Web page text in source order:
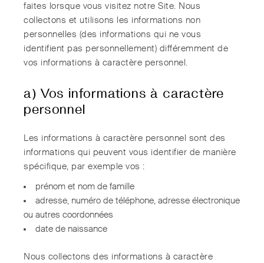
faites lorsque vous visitez notre Site. Nous
collectons et utilisons les informations non
personnelles (des informations qui ne vous
identifient pas personnellement) différemment de
vos informations à caractère personnel.
a) Vos informations à caractère
personnel
Les informations à caractère personnel sont des
informations qui peuvent vous identifier de manière
spécifique, par exemple vos :
prénom et nom de famille
adresse, numéro de téléphone, adresse électronique
ou autres coordonnées
date de naissance
Nous collectons des informations à caractère